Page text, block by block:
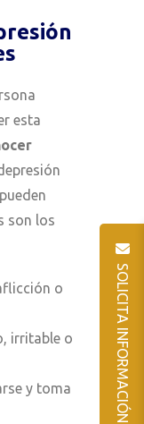
esta
son los
o
irritable o
y toma
SOLICITA INFORMACIÓN